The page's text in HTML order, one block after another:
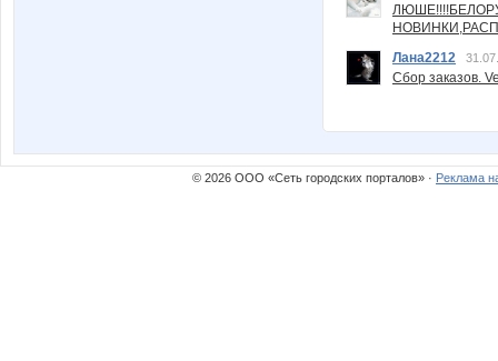
Лана2212
Сбор заказов.
© 2026 ООО «Сеть городских порталов» · Реклама